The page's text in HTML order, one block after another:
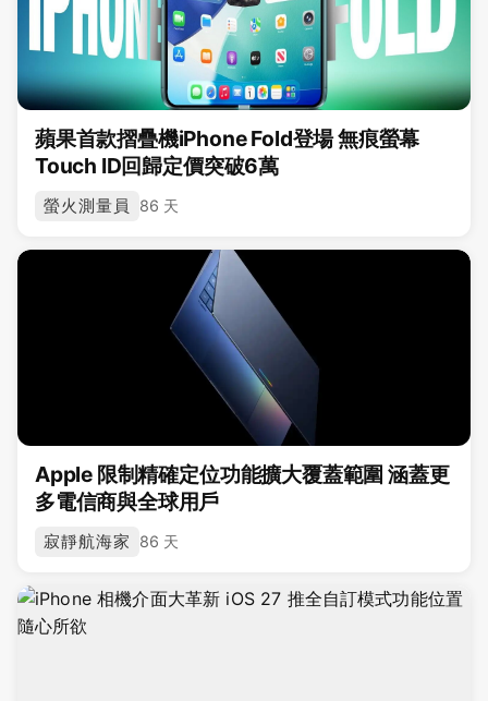
蘋果首款摺疊機iPhone Fold登場 無痕螢幕
Touch ID回歸定價突破6萬
螢火測量員 86 天
Apple 限制精確定位功能擴大覆蓋範圍 涵蓋更
多電信商與全球用戶
寂靜航海家 86 天